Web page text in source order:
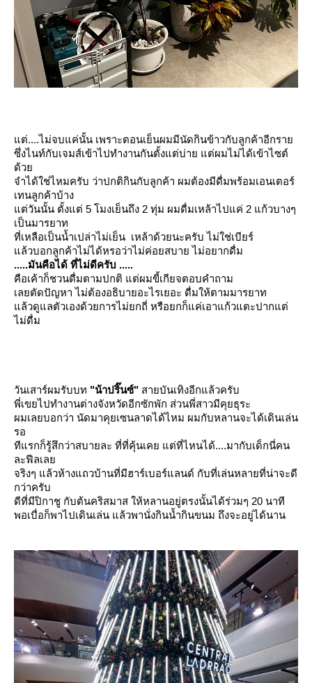
ต่....ไม่จบแค่นั้น เพราะตอนเย็นผมมีนัดกินข้าวกับลูกค้าอีกรา
ซึ่งไนท์กับเจมส์เข้าไปทำงานกันตั้งแต่บ่าย แต่ผมไม่ได้เข้าไซต์
ด้ว
จำได้ใช่ไหมครับ ว่าปกติกินกับลูกค้า ผมต้องมีดื่มพร้อมเอนเตอร์
เทนลูกค้าบ้าง
ต่วันนั้น ตั้งแต่ 5 โมงเย็นถึง 2 ทุ่ม ผมดื่มเหล้าไปแค่ 2 แก้วบางๆ
เป็นมารยาท
ที่เหลือเป็นน้ำเปล่าไม่เย็น เหล้าด้วยนะครับ ไม่ใช่เบียร์
ล้วบอกลูกค้าไม่ได้หรอว่าไม่ค่อยสบาย ไม่อยากดื่ม
.....มันคือได้ ที่ไม่ดีครับ .....
คือเค้าก็ชวนดื่มตามปกติ แต่ผมขี้เกียจตอบคำถาม
เลยตัดปัญหา ไม่ต้องอธิบายอะไรเยอะ ดื่มให้ตามมารยาท
ล้วดูแลตัวเองด้วยการไม่ยกถี่ หรือยกก็แค่เอาแก้วแตะปากแต่
ไม่ดื่ม
วันเสาร์ผมรับบท "น้าปริ๊นซ์" สายบันเทิงอีกแล้วครับ
พี่เขยไปทำงานต่างจังหวัดอีกซักพัก ส่วนพี่สาวมีคุยธุระ
ผมเลยบอกว่า นัดมาคุยเซนลาดได้ไหม ผมกับหลานจะได้เดินเล่น
รอ
ทีแรกก็รู้สึกว่าสบายละ ที่ที่คุ้นเคย แต่ที่ไหนได้....มากับเด็กนี่คน
ละฟีลเล
จริงๆ แล้วห้างแถวบ้านที่มีฮาร์เบอร์แลนด์ กับที่เล่นหลายที่น่าจะดี
กว่าครับ
ดีที่มีปิกาชู กับต้นคริสมาส ให้หลานอยู่ตรงนั้นได้ร่วมๆ 20 นาที
พอเบื่อก็พาไปเดินเล่น แล้วพานั่งกินน้ำกินขนม ถึงจะอยู่ได้นาน